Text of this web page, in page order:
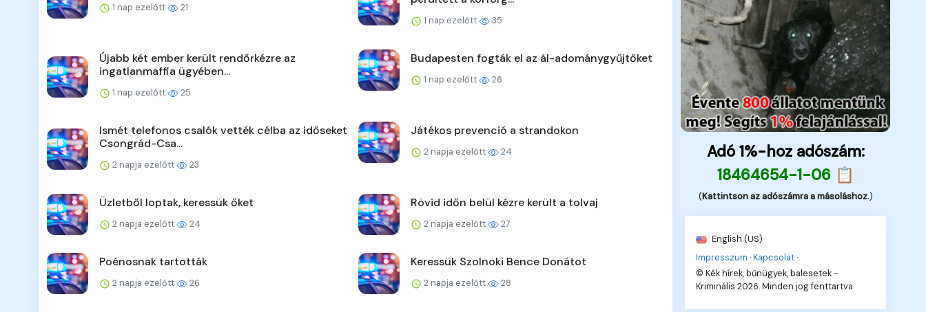
1 nap ezelőtt 21
1 nap ezelőtt 35
Újabb két ember került rendőrkézre az
ingatlanmaffia ügyében...
1 nap ezelőtt 25
Budapesten fogták el az ál-adománygyűjtőket
1 nap ezelőtt 26
Ismét telefonos csalók vették célba az időseket
Csongrád-Csa...
2 napja ezelőtt 23
Játékos prevenció a strandokon
2 napja ezelőtt 24
Üzletből loptak, keressük őket
2 napja ezelőtt 24
Rövid időn belül kézre került a tolvaj
2 napja ezelőtt 27
Poénosnak tartották
2 napja ezelőtt 26
Keressük Szolnoki Bence Donátot
2 napja ezelőtt 28
Adó 1%-hoz adószám:
18464654-1-06 📋
(Kattintson az adószámra a másoláshoz.)
English (US)
Impresszum ·Kapcsolat ·
© Kék hírek, bűnügyek, balesetek -
Kriminális 2026. Minden jog fenttartva